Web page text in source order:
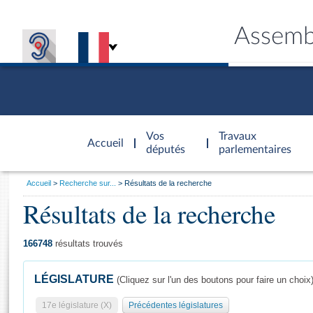
Accueil
d'accueil
Vos
députés
Travaux
parlementaires
Général
Vous
Accueil Recherche sur... Résultats de la recherche
Résultats de la recherche
166748 résultats trouvés
LÉGISLATURE (Cliquez sur l'un des boutons pour faire un choix)
17e législature (X) Précédentes législatures